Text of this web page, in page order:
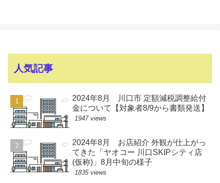
人気記事
2024年8月 川口市 定額減税調整給付
金について【対象者8/9から書類発送】
1947 views
2024年8月 お店紹介 外観が仕上がっ
てきた「ヤオコー 川口SKIPシティ店
(仮称)」8月中旬の様子
1835 views